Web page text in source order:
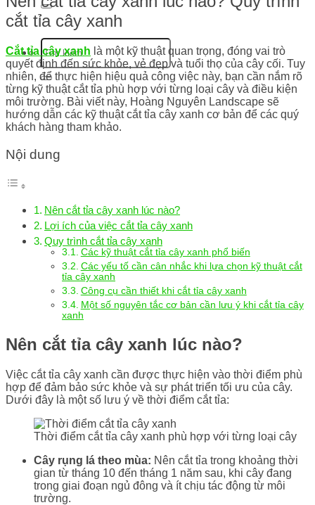
cắt tỉa cây xanh
Cắt tỉa cây xanh là một kỹ thuật quan trọng, đóng vai trò
quyết định đến sức khỏe, vẻ đẹp và tuổi thọ của cây cối. Tuy
nhiên, để thực hiện hiệu quả công việc này, bạn cần nắm rõ
từng kỹ thuật cắt tỉa phù hợp với từng loại cây và điều kiện
môi trường. Bài viết này, Hoàng Nguyên Landscape sẽ
hướng dẫn các kỹ thuật cắt tỉa cây xanh cơ bản để các quý
khách hàng tham khảo.
Nội dung
Nên cắt tỉa cây xanh lúc nào?
Lợi ích của việc cắt tỉa cây xanh
Quy trình cắt tỉa cây xanh
Các kỹ thuật cắt tỉa cây xanh phổ biến
Các yếu tố cần cân nhắc khi lựa chọn kỹ thuật cắt
tỉa cây xanh
Công cụ cần thiết khi cắt tỉa cây xanh
Một số nguyên tắc cơ bản cần lưu ý khi cắt tỉa cây
xanh
Nên cắt tỉa cây xanh lúc nào?
Việc cắt tỉa cây xanh cần được thực hiện vào thời điểm phù
hợp để đảm bảo sức khỏe và sự phát triển tối ưu của cây.
Dưới đây là một số lưu ý về thời điểm cắt tỉa:
Thời điểm cắt tỉa cây xanh phù hợp với từng loại cây
Cây rụng lá theo mùa: Nên cắt tỉa trong khoảng thời
gian từ tháng 10 đến tháng 1 năm sau, khi cây đang
trong giai đoạn ngủ đông và ít chịu tác động từ môi
trường.